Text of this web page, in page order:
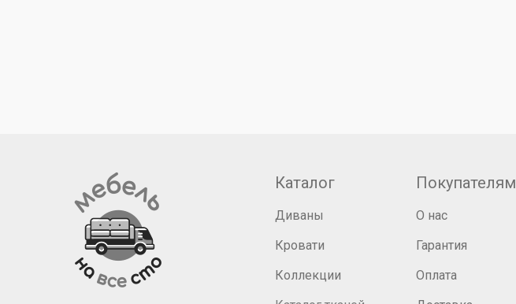
Каталог
Диваны
Кровати
Коллекции
Покупателям
О нас
Гарантия
Оплата